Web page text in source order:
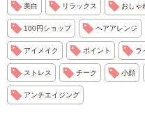
美白 リラックス おしゃ
100円ショップ ヘアアレンジ
アイメイク ポイント ラ
ストレス チーク 小顔
アンチエイジング